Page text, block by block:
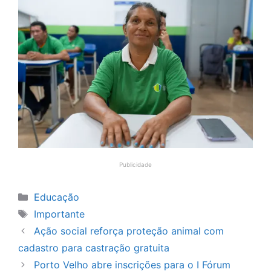
Publicidade
Categorias
Educação
Tags
Importante
Ação social reforça proteção animal com
cadastro para castração gratuita
Porto Velho abre inscrições para o I Fórum